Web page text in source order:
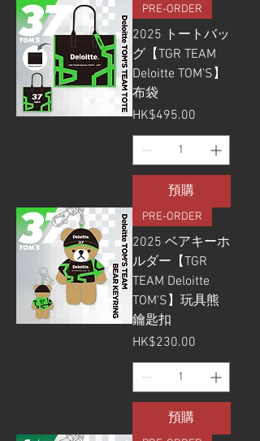
PRE-ORDER
2025 トートバッ
グ【TGR TEAM
Deloitte TOM’S】
布袋
價格
HK$495.00
預購
PRE-ORDER
2025 ベアキーホ
ルダー【TGR
TEAM Deloitte
TOM'S】玩具熊
鑰匙扣
價格
HK$230.00
預購